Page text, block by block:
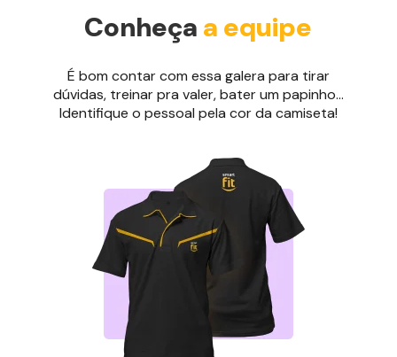
Conheça a equipe
É bom contar com essa galera para tirar
dúvidas, treinar pra valer, bater um papinho...
Identifique o pessoal pela cor da camiseta!